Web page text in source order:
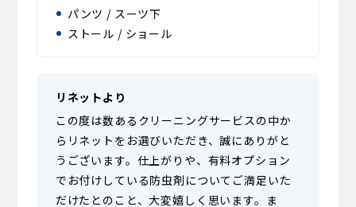
パンツ / スーツ下
ストール / ショール
リネットより
この度は数あるクリーニングサービスの中か
らリネットをお選びいただき、誠にありがと
うございます。仕上がりや、有料オプション
でお付けしている防虫剤についてご満足いた
だけたとのこと、大変嬉しく思います。ま